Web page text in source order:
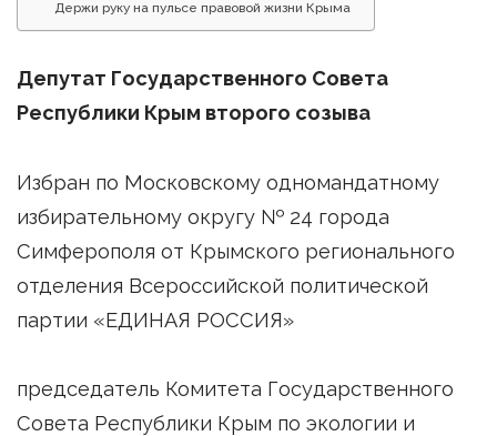
Держи руку на пульсе правовой жизни Крыма
Депутат Государственного Совета
Республики Крым второго созыва
Избран по Московскому одномандатному
избирательному округу № 24 города
Симферополя от Крымского регионального
отделения Всероссийской политической
партии «ЕДИНАЯ РОССИЯ»
председатель Комитета Государственного
Совета Республики Крым по экологии и